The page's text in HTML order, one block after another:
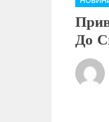
a
e
g
o
r
До